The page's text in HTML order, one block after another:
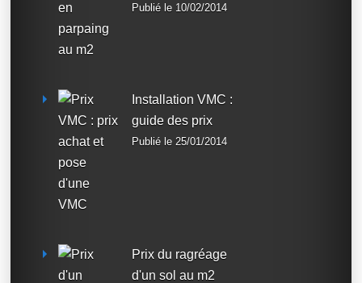
Publié le 10/02/2014
Installation VMC :
guide des prix
Publié le 25/01/2014
Prix du ragréage
d'un sol au m2